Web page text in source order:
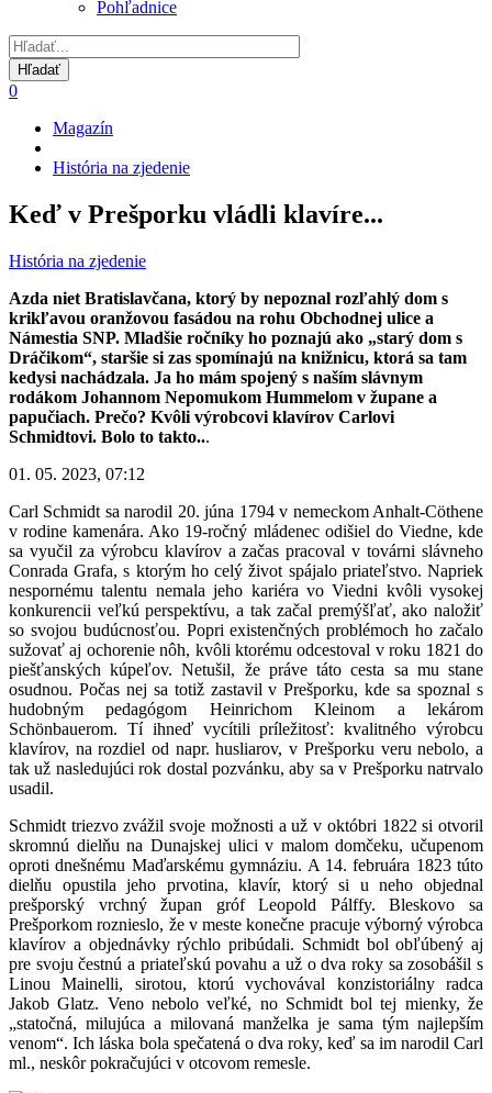
Pohľadnice
0
Omrvinka
Magazín
História na zjedenie
Keď v Prešporku vládli klavíre...
História na zjedenie
Azda niet Bratislavčana, ktorý by nepoznal rozľahlý dom s
krikľavou oranžovou fasádou na rohu Obchodnej ulice a
Námestia SNP. Mladšie ročníky ho poznajú ako „starý dom s
Dráčikom“, staršie si zas spomínajú na knižnicu, ktorá sa tam
kedysi nachádzala. Ja ho mám spojený s naším slávnym
rodákom Johannom Nepomukom Hummelom v župane a
papučiach. Prečo? Kvôli výrobcovi klavírov Carlovi
Schmidtovi. Bolo to takto...
01. 05. 2023, 07:12
Carl Schmidt sa narodil 20. júna 1794 v nemeckom Anhalt-Cöthene
v rodine kamenára. Ako 19-ročný mládenec odišiel do Viedne, kde
sa vyučil za výrobcu klavírov a začas pracoval v továrni slávneho
Conrada Grafa, s ktorým ho celý život spájalo priateľstvo. Napriek
nespornému talentu nemala jeho kariéra vo Viedni kvôli vysokej
konkurencii veľkú perspektívu, a tak začal premýšľať, ako naložiť
so svojou budúcnosťou. Popri existenčných problémoch ho začalo
sužovať aj ochorenie nôh, kvôli ktorému odcestoval v roku 1821 do
piešťanských kúpeľov. Netušil, že práve táto cesta sa mu stane
osudnou. Počas nej sa totiž zastavil v Prešporku, kde sa spoznal s
hudobným pedagógom Heinrichom Kleinom a lekárom
Schönbauerom. Tí ihneď vycítili príležitosť: kvalitného výrobcu
klavírov, na rozdiel od napr. husliarov, v Prešporku veru nebolo, a
tak už nasledujúci rok dostal pozvánku, aby sa v Prešporku natrvalo
usadil.
Schmidt triezvo zvážil svoje možnosti a už v októbri 1822 si otvoril
skromnú dielňu na Dunajskej ulici v malom domčeku, učupenom
oproti dnešnému Maďarskému gymnáziu. A 14. februára 1823 túto
dielňu opustila jeho prvotina, klavír, ktorý si u neho objednal
prešporský vrchný župan gróf Leopold Pálffy. Bleskovo sa
Prešporkom roznieslo, že v meste konečne pracuje výborný výrobca
klavírov a objednávky rýchlo pribúdali. Schmidt bol obľúbený aj
pre svoju čestnú a priateľskú povahu a už o dva roky sa zosobášil s
Linou Mainelli, sirotou, ktorú vychovával konzistoriálny radca
Jakob Glatz. Veno nebolo veľké, no Schmidt bol tej mienky, že
„statočná, milujúca a milovaná manželka je sama tým najlepším
venom“. Ich láska bola spečatená o dva roky, keď sa im narodil Carl
ml., neskôr pokračujúci v otcovom remesle.